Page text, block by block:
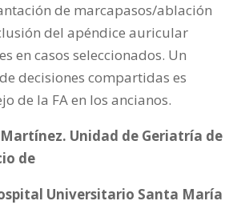
de marcapasos/ablación
del apéndice auricular
en casos seleccionados. Un
decisiones compartidas es
de la FA en los ancianos.
Unidad de Geriatría de
de
Universitario Santa María